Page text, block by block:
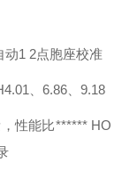
动1 2点胞座校准
、6.86、9.18
性能比****** HO